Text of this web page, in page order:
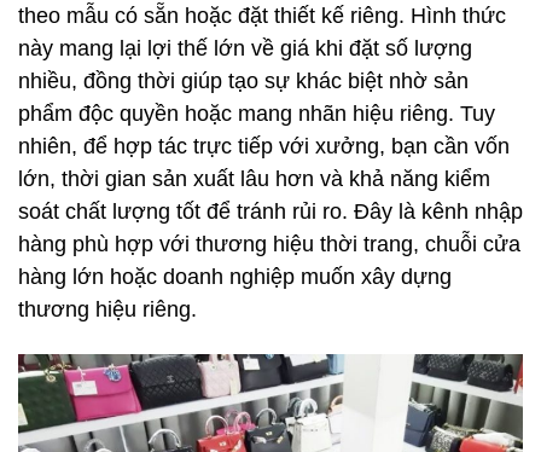
theo mẫu có sẵn hoặc đặt thiết kế riêng. Hình thức
này mang lại lợi thế lớn về giá khi đặt số lượng
nhiều, đồng thời giúp tạo sự khác biệt nhờ sản
phẩm độc quyền hoặc mang nhãn hiệu riêng. Tuy
nhiên, để hợp tác trực tiếp với xưởng, bạn cần vốn
lớn, thời gian sản xuất lâu hơn và khả năng kiểm
soát chất lượng tốt để tránh rủi ro. Đây là kênh nhập
hàng phù hợp với thương hiệu thời trang, chuỗi cửa
hàng lớn hoặc doanh nghiệp muốn xây dựng
thương hiệu riêng.